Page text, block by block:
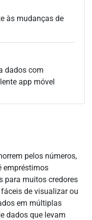
às mudanças de
dados com
app móvel
pelos números,
empréstimos
para muitos credores
de visualizar ou
em múltiplas
dados que levam